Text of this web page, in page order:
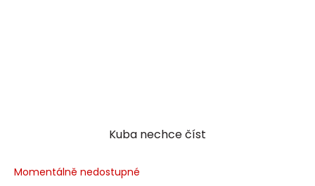
Kuba nechce číst
Momentálně nedostupné